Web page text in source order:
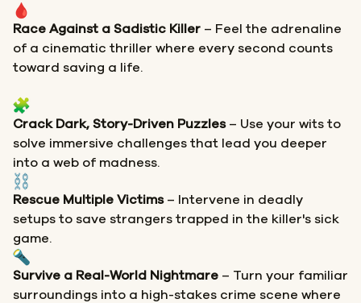
Race Against a Sadistic Killer – Feel the adrenaline
of a cinematic thriller where every second counts
toward saving a life.
Crack Dark, Story-Driven Puzzles– Use your wits to
solve immersive challenges that lead you deeper
into a web of madness.
Rescue Multiple Victims– Intervene in deadly
setups to save strangers trapped in the killer's sick
game.
Survive a Real-World Nightmare – Turn your familiar
surroundings into a high-stakes crime scene where